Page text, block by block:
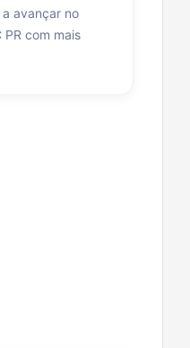
avançar no
com mais